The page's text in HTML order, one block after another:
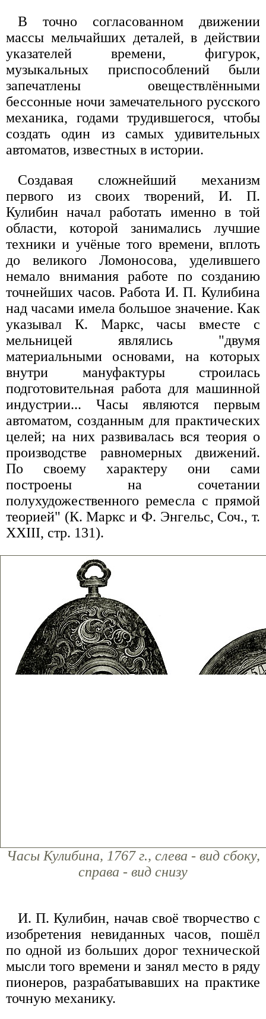
В точно согласованном движении
массы мельчайших деталей, в действии
указателей времени, фигурок,
музыкальных приспособлений были
запечатлены овеществлёнными
бессонные ночи замечательного русского
механика, годами трудившегося, чтобы
создать один из самых удивительных
автоматов, известных в истории.
Создавая сложнейший механизм
первого из своих творений, И. П.
Кулибин начал работать именно в той
области, которой занимались лучшие
техники и учёные того времени, вплоть
до великого Ломоносова, уделившего
немало внимания работе по созданию
точнейших часов. Работа И. П. Кулибина
над часами имела большое значение. Как
указывал К. Маркс, часы вместе с
мельницей являлись "двумя
материальными основами, на которых
внутри мануфактуры строилась
подготовительная работа для машинной
индустрии... Часы являются первым
автоматом, созданным для практических
целей; на них развивалась вся теория о
производстве равномерных движений.
По своему характеру они сами
построены на сочетании
полухудожественного ремесла с прямой
теорией" (К. Маркс и Ф. Энгельс, Соч., т.
XXIII, стр. 131).
Часы Кулибина, 1767 г., слева - вид сбоку,
справа - вид снизу
И. П. Кулибин, начав своё творчество с
изобретения невиданных часов, пошёл
по одной из больших дорог технической
мысли того времени и занял место в ряду
пионеров, разрабатывавших на практике
точную механику.